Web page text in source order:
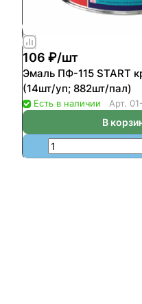
106 ₽/шт
Эмаль ПФ-115 START
(14шт/уп; 882шт/пал)
Есть в наличии Арт.
В